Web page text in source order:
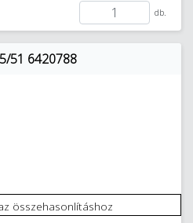
db.
51 6420788
összehasonlításhoz